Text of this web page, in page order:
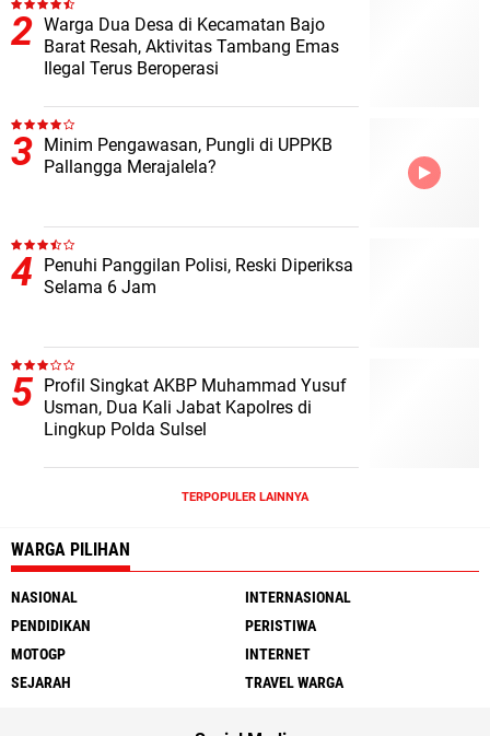
Warga Dua Desa di Kecamatan Bajo
Barat Resah, Aktivitas Tambang Emas
Ilegal Terus Beroperasi
Minim Pengawasan, Pungli di UPPKB
Pallangga Merajalela?
Penuhi Panggilan Polisi, Reski Diperiksa
Selama 6 Jam
Profil Singkat AKBP Muhammad Yusuf
Usman, Dua Kali Jabat Kapolres di
Lingkup Polda Sulsel
TERPOPULER LAINNYA
WARGA PILIHAN
NASIONAL
INTERNASIONAL
PENDIDIKAN
PERISTIWA
MOTOGP
INTERNET
SEJARAH
TRAVEL WARGA